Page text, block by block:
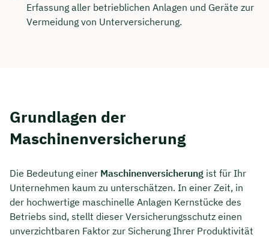
Erfassung aller betrieblichen Anlagen und Geräte zur
Vermeidung von Unterversicherung.
Grundlagen der
Maschinenversicherung
Die Bedeutung einer Maschinenversicherung ist für Ihr
Unternehmen kaum zu unterschätzen. In einer Zeit, in
der hochwertige maschinelle Anlagen Kernstücke des
Betriebs sind, stellt dieser Versicherungsschutz einen
unverzichtbaren Faktor zur Sicherung Ihrer Produktivität